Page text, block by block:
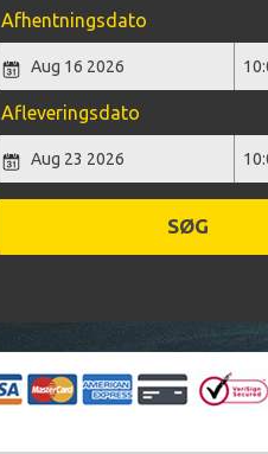
Afhentningsdato
Afleveringsdato
SØG